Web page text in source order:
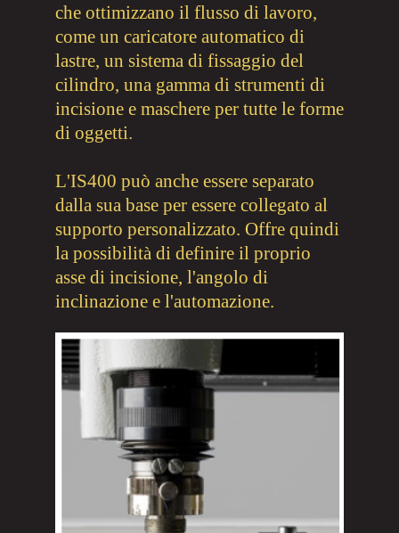
che ottimizzano il flusso di lavoro,
come un caricatore automatico di
lastre, un sistema di fissaggio del
cilindro, una gamma di strumenti di
incisione e maschere per tutte le forme
di oggetti.
L'IS400 può anche essere separato
dalla sua base per essere collegato al
supporto personalizzato. Offre quindi
la possibilità di definire il proprio
asse di incisione, l'angolo di
inclinazione e l'automazione.